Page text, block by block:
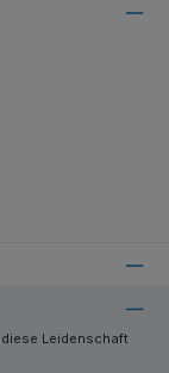
Leidenschaft